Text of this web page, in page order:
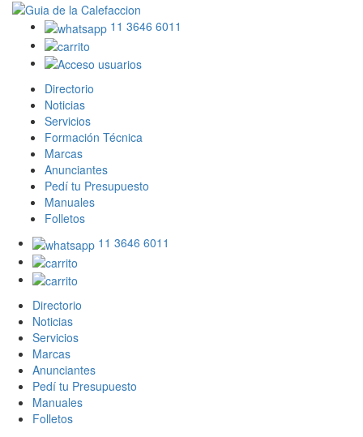
11 3646 6011
Directorio
Noticias
Servicios
Formación Técnica
Marcas
Anunciantes
Pedí tu Presupuesto
Manuales
Folletos
11 3646 6011
Directorio
Noticias
Servicios
Marcas
Anunciantes
Pedí tu Presupuesto
Manuales
Folletos